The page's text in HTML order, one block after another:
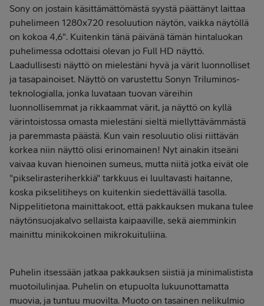
Sony on jostain käsittämättömästä syystä päättänyt laittaa
puhelimeen 1280x720 resoluution näytön, vaikka näytöllä
on kokoa 4,6". Kuitenkin tänä päivänä tämän hintaluokan
puhelimessa odottaisi olevan jo Full HD näyttö.
Laadullisesti näyttö on mielestäni hyvä ja värit luonnolliset
ja tasapainoiset. Näyttö on varustettu Sonyn Triluminos-
teknologialla, jonka luvataan tuovan väreihin
luonnollisemmat ja rikkaammat värit, ja näyttö on kyllä
värintoistossa omasta mielestäni sieltä miellyttävämmästä
ja paremmasta päästä. Kun vain resoluutio olisi riittävän
korkea niin näyttö olisi erinomainen! Nyt ainakin itseäni
vaivaa kuvan hienoinen sumeus, mutta niitä jotka eivät ole
"pikselirasteriherkkiä" tarkkuus ei luultavasti haitanne,
koska pikselitiheys on kuitenkin siedettävällä tasolla.
Nippelitietona mainittakoot, että pakkauksen mukana tulee
näytönsuojakalvo sellaista kaipaaville, sekä aiemminkin
mainittu minikokoinen mikrokuituliina.
Puhelin itsessään jatkaa pakkauksen siistiä ja minimalistista
muotoilulinjaa. Puhelin on etupuolta lukuunottamatta
muovia, ja tuntuu muovilta. Muoto on tasainen nelikulmio